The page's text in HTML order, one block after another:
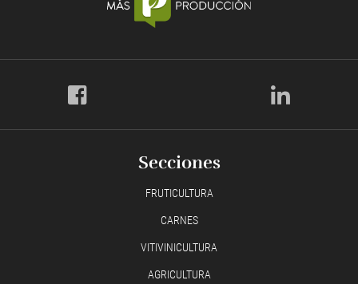
Secciones
FRUTICULTURA
CARNES
VITIVINICULTURA
AGRICULTURA